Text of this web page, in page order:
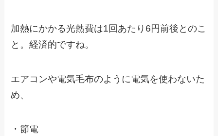
加熱にかかる光熱費は1回あたり6円前後とのこ
と。経済的ですね。
エアコンや電気毛布のように電気を使わないた
め、
・節電